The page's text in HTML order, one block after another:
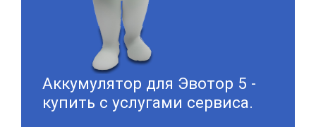
Аккумулятор для Эвотор 5 -
купить с услугами сервиса.